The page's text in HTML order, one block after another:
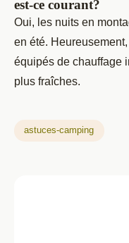
est-ce courant?
Oui, les nuits en
en été.
équipés de chauffage
plus fraîches.
astuces-camping